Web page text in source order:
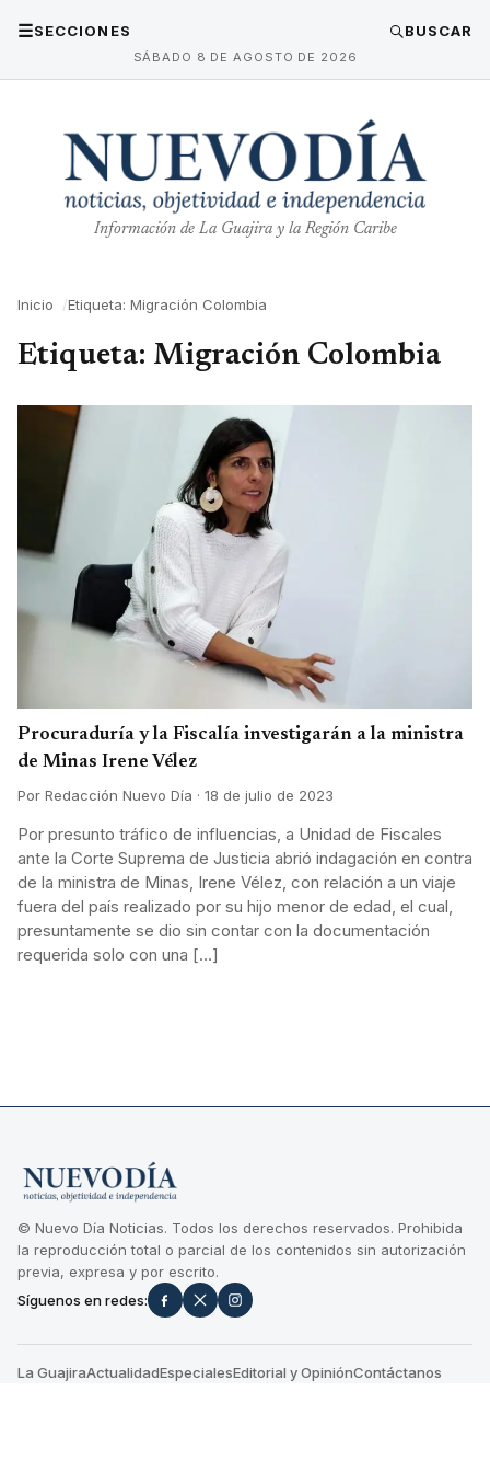
☰SECCIONES
SÁBADO 8 DE AGOSTO DE 2026
BUSCAR
Información de La Guajira y la Región Caribe
Inicio Etiqueta: Migración Colombia
Etiqueta: Migración Colombia
Procuraduría y la Fiscalía investigarán a la ministra
de Minas Irene Vélez
Por Redacción Nuevo Día · 18 de julio de 2023
Por presunto tráfico de influencias, a Unidad de Fiscales
ante la Corte Suprema de Justicia abrió indagación en contra
de la ministra de Minas, Irene Vélez, con relación a un viaje
fuera del país realizado por su hijo menor de edad, el cual,
presuntamente se dio sin contar con la documentación
requerida solo con una […]
© Nuevo Día Noticias. Todos los derechos reservados. Prohibida
la reproducción total o parcial de los contenidos sin autorización
previa, expresa y por escrito.
Síguenos en redes:
La GuajiraActualidadEspecialesEditorial y OpiniónContáctanos